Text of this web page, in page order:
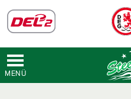
MENÜ